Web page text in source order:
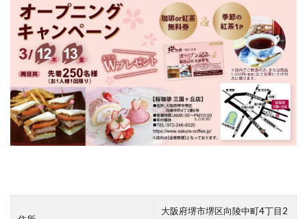
大阪府堺市堺区向陵中町4丁目2